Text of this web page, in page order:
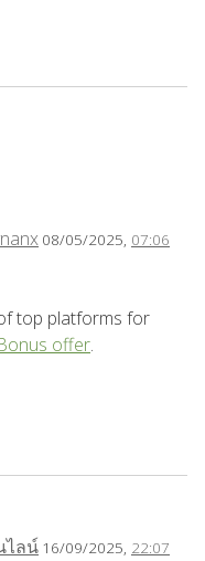
08/05/2025, 07:06
top platforms for
offer.
ไลน์ 16/09/2025, 22:07